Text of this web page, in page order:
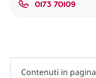
0173 70109
Contenuti in pagina